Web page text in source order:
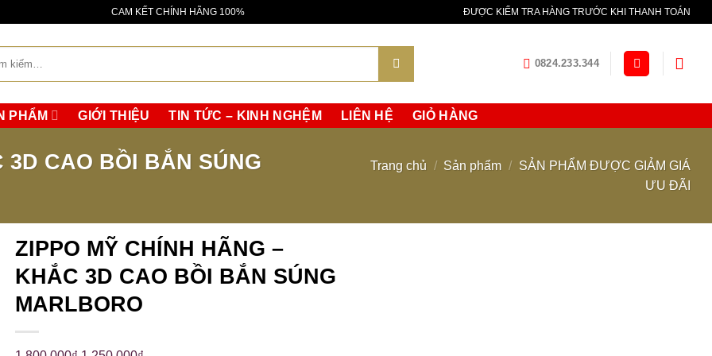
molti collezionisti, senza il diametro maggiore caratteristico della maggior parte degli altri orologi sportivi. orologi replicaIl
CAM KẾT CHÍNH HÃNG 100% ĐƯỢC KIỂM TRA HÀNG TRƯỚC KHI THANH TOÁN
0824.233.344
PHẨM GIỚI THIỆU TIN TỨC – KINH NGHỆM LIÊN HỆ GIỎ HÀNG
3D CAO BỒI BẮN SÚNG
Trang chủ / Sản phẩm / SẢN PHẨM ĐƯỢC GIẢM GIÁ
ƯU ĐÃI
ZIPPO MỸ CHÍNH HÃNG –
KHẮC 3D CAO BỒI BẮN SÚNG
MARLBORO